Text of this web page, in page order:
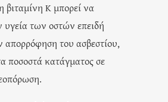
η βιταμίνη Κ μπορεί να
υγεία των οστών επειδή
απορρόφηση του ασβεστίου,
ποσοστά κατάγματος σε